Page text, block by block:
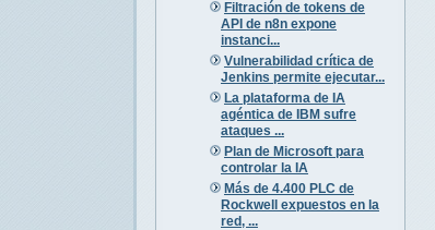
Filtración de tokens de
API de n8n expone
instanci...
Vulnerabilidad crítica de
Jenkins permite ejecutar...
La plataforma de IA
agéntica de IBM sufre
ataques ...
Plan de Microsoft para
controlar la IA
Más de 4.400 PLC de
Rockwell expuestos en la
red, ...